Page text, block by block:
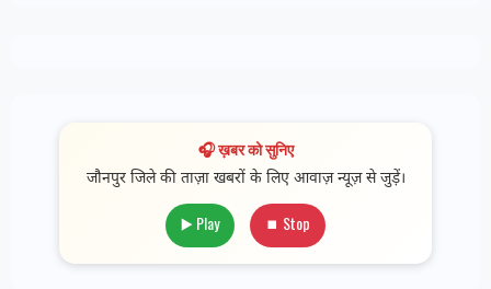
🎧 ख़बर को सुनिए
जौनपुर जिले की ताज़ा खबरों के लिए आवाज़ न्यूज़ से जुड़ें।
▶️ Play ⏹ Stop